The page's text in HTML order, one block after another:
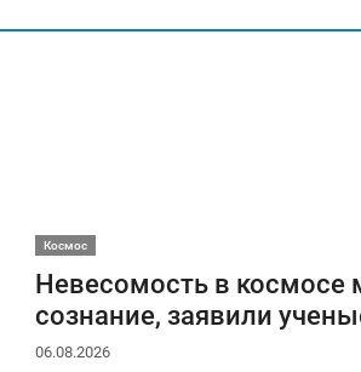
Космос
Невесомость в космосе
сознание, заявили
06.08.2026